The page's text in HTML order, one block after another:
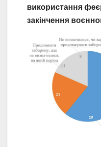
використання
закінчення